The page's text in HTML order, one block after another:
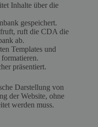
Inhalte über die
gespeichert.
ruft die CDA die
ab.
Templates und
präsentiert.
Darstellung von
der Website, ohne
werden muss.